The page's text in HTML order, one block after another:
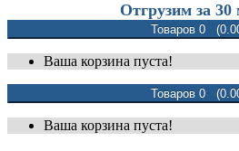
Отгрузим за 30
Товаров 0
Ваша корзина пуста!
Товаров 0
Ваша корзина пуста!